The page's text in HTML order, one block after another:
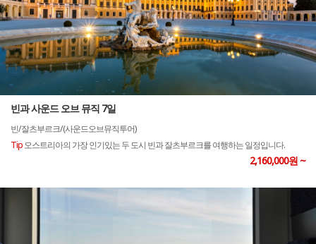
빈과 사운드 오브 뮤직 7일
빈/잘츠부르크/(사운드오브뮤직투어)
Tip오스트리아의 가장 인기있는 두 도시 빈과 잘츠부르크를 여행하는 일정입니다.
2,160,000원 ~